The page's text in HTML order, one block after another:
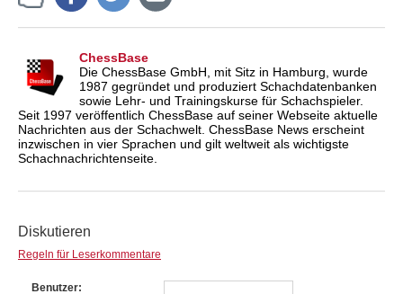
ChessBase
Die ChessBase GmbH, mit Sitz in Hamburg, wurde
1987 gegründet und produziert Schachdatenbanken
sowie Lehr- und Trainingskurse für Schachspieler.
Seit 1997 veröffentlich ChessBase auf seiner Webseite aktuelle
Nachrichten aus der Schachwelt. ChessBase News erscheint
inzwischen in vier Sprachen und gilt weltweit als wichtigste
Schachnachrichtenseite.
Diskutieren
Regeln für Leserkommentare
Benutzer